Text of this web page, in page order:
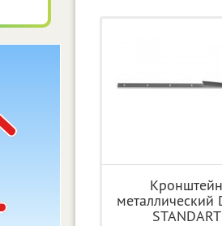
Кронштейн
металлический
STANDART